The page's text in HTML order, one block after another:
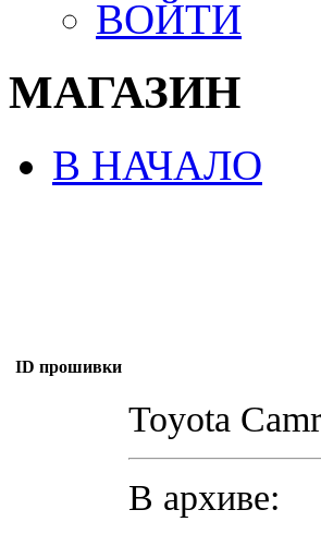
ВОЙТИ
МАГАЗИН
В НАЧАЛО
ID прошивки
Toyota
В архиве: